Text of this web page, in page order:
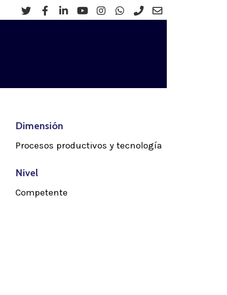
twitterfacebooklinkedinyoutubeinstagramwhatsappphoneemail
Dimensión
Procesos productivos y tecnología
Nivel
Competente